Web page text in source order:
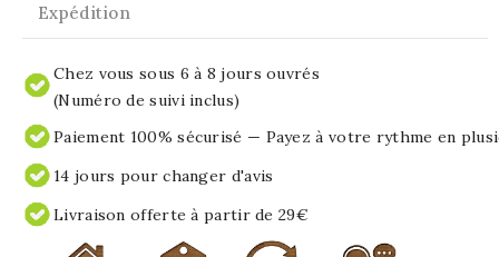
Expédition
Chez vous sous 6 à 8 jours ouvrés
(Numéro de suivi inclus)
Paiement 100% sécurisé — Payez à votre rythme en
14 jours pour changer d'avis
Livraison offerte à partir de 29€